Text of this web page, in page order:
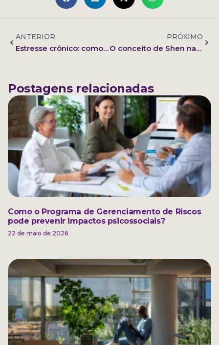
ANTERIOR
Estresse crônico: como afeta memória, atenção e tomada de decisão
PRÓXIMO
O conceito de Shen na Medicina Tradicional Chinesa
Postagens relacionadas
Como o Programa de Gerenciamento de Riscos
pode prevenir impactos psicossociais?
22 de maio de 2026